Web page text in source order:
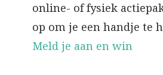
online- of fysiek
op om je een handje te
Meld je aan en win